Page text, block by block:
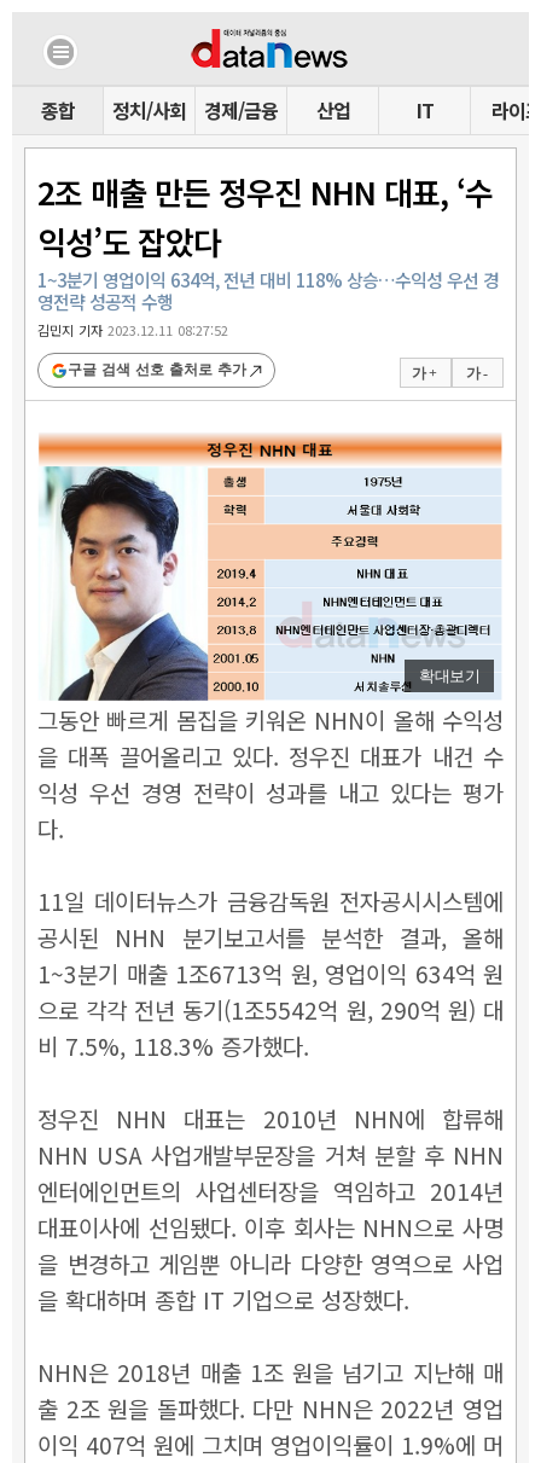
종합 정치/사회 경제/금융 산업 IT 라이프
2조 매출 만든 정우진 NHN 대표, ‘수
익성’도 잡았다
1~3분기 영업이익 634억, 전년 대비 118% 상승…수익성 우선 경
영전략 성공적 수행
김민지 기자2023.12.11 08:27:52
가 + 가 -
구글 검색 선호 출처로 추가
확대보기
그동안 빠르게 몸집을 키워온 NHN이 올해 수익성
을 대폭 끌어올리고 있다. 정우진 대표가 내건 수
익성 우선 경영 전략이 성과를 내고 있다는 평가
다.
11일 데이터뉴스가 금융감독원 전자공시시스템에
공시된 NHN 분기보고서를 분석한 결과, 올해
1~3분기 매출 1조6713억 원, 영업이익 634억 원
으로 각각 전년 동기(1조5542억 원, 290억 원) 대
비 7.5%, 118.3% 증가했다.
정우진 NHN 대표는 2010년 NHN에 합류해
NHN USA 사업개발부문장을 거쳐 분할 후 NHN
엔터에인먼트의 사업센터장을 역임하고 2014년
대표이사에 선임됐다. 이후 회사는 NHN으로 사명
을 변경하고 게임뿐 아니라 다양한 영역으로 사업
을 확대하며 종합 IT 기업으로 성장했다.
NHN은 2018년 매출 1조 원을 넘기고 지난해 매
출 2조 원을 돌파했다. 다만 NHN은 2022년 영업
이익 407억 원에 그치며 영업이익률이 1.9%에 머